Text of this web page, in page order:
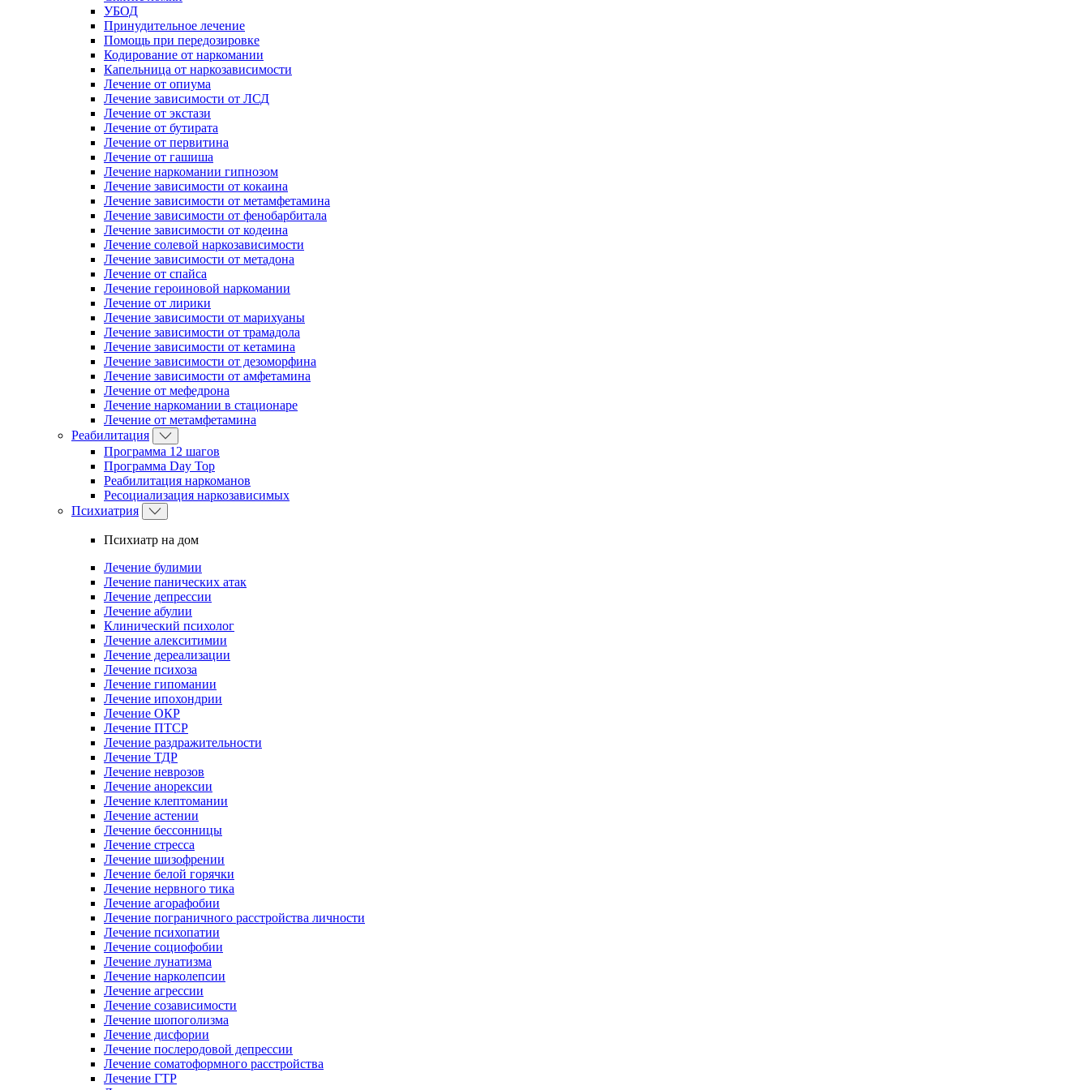
УБОД
Принудительное лечение
Помощь при передозировке
Кодирование от наркомании
Капельница от наркозависимости
Лечение от опиума
Лечение зависимости от ЛСД
Лечение от экстази
Лечение от бутирата
Лечение от первитина
Лечение от гашиша
Лечение наркомании гипнозом
Лечение зависимости от кокаина
Лечение зависимости от метамфетамина
Лечение зависимости от фенобарбитала
Лечение зависимости от кодеина
Лечение солевой наркозависимости
Лечение зависимости от метадона
Лечение от спайса
Лечение героиновой наркомании
Лечение от лирики
Лечение зависимости от марихуаны
Лечение зависимости от трамадола
Лечение зависимости от кетамина
Лечение зависимости от дезоморфина
Лечение зависимости от амфетамина
Лечение от мефедрона
Лечение наркомании в стационаре
Лечение от метамфетамина
Реабилитация
Программа 12 шагов
Программа Day Top
Реабилитация наркоманов
Ресоциализация наркозависимых
Психиатрия
Психиатр на дом
Лечение булимии
Лечение панических атак
Лечение депрессии
Лечение абулии
Клинический психолог
Лечение алекситимии
Лечение дереализации
Лечение психоза
Лечение гипомании
Лечение ипохондрии
Лечение ОКР
Лечение ПТСР
Лечение раздражительности
Лечение ТДР
Лечение неврозов
Лечение анорексии
Лечение клептомании
Лечение астении
Лечение бессонницы
Лечение стресса
Лечение шизофрении
Лечение белой горячки
Лечение нервного тика
Лечение агорафобии
Лечение пограничного расстройства личности
Лечение психопатии
Лечение социофобии
Лечение лунатизма
Лечение нарколепсии
Лечение агрессии
Лечение созависимости
Лечение шопоголизма
Лечение дисфории
Лечение послеродовой депрессии
Лечение соматоформного расстройства
Лечение ГТР